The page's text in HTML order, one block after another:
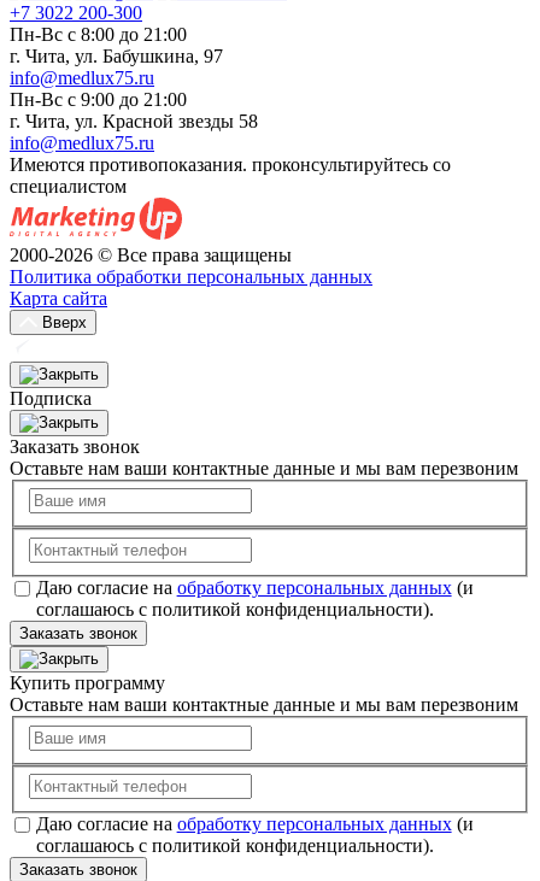
+7 3022 200-300
Пн-Вс с 8:00 до 21:00
г. Чита, ул. Бабушкина, 97
info@medlux75.ru
Пн-Вс с 9:00 до 21:00
г. Чита, ул. Красной звезды 58
info@medlux75.ru
Имеются противопоказания. проконсультируйтесь со
специалистом
2000-2026 © Все права защищены
Политика обработки персональных данных
Карта сайта
Вверх
Подписка
Заказать звонок
Оставьте нам ваши контактные данные и мы вам перезвоним
Даю согласие на обработку персональных данных(и
соглашаюсь с политикой конфиденциальности).
Заказать звонок
Купить программу
Оставьте нам ваши контактные данные и мы вам перезвоним
Даю согласие на обработку персональных данных(и
соглашаюсь с политикой конфиденциальности).
Заказать звонок